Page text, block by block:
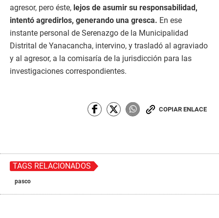
agresor, pero éste, lejos de asumir su responsabilidad,
intentó agredirlos, generando una gresca. En ese
instante personal de Serenazgo de la Municipalidad
Distrital de Yanacancha, intervino, y trasladó al agraviado
y al agresor, a la comisaría de la jurisdicción para las
investigaciones correspondientes.
COPIAR ENLACE
TAGS RELACIONADOS
pasco